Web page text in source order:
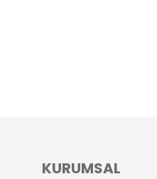
KURUMSAL